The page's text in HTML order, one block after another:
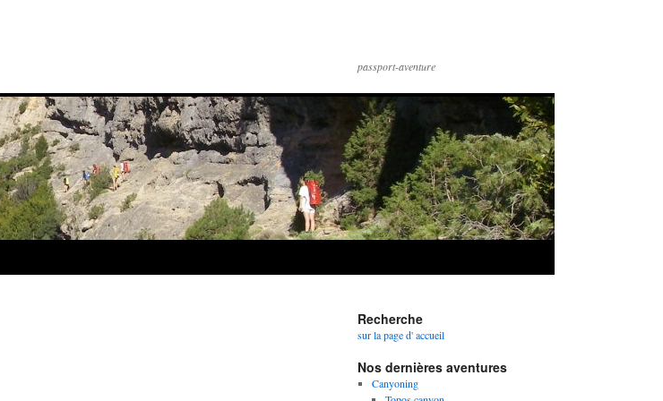
passport-aventure
Recherche
sur la page d' accueil
Nos dernières aventures
Canyoning